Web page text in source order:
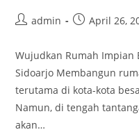
Postadmin
PostApril 26,
Wujudkan Rumah Impian
Sidoarjo Membangun
terutama di kota-kota
Namun, di tengah
akan…